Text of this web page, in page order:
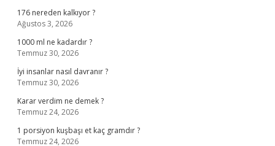
176 nereden kalkıyor ?
Ağustos 3, 2026
1000 ml ne kadardır ?
Temmuz 30, 2026
İyi insanlar nasıl davranır ?
Temmuz 30, 2026
Karar verdim ne demek ?
Temmuz 24, 2026
1 porsiyon kuşbaşı et kaç gramdır ?
Temmuz 24, 2026